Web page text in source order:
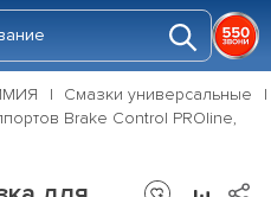
Смазки универсальные
Brake Control PROline,